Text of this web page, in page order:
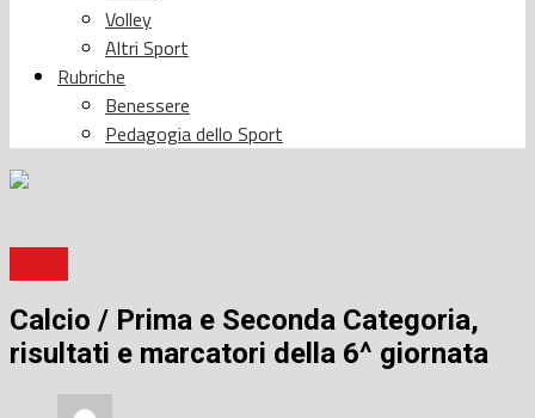
Volley
Altri Sport
Rubriche
Benessere
Pedagogia dello Sport
Calcio / Prima e Seconda Categoria,
risultati e marcatori della 6^ giornata